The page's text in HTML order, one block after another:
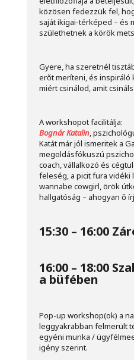
közösen fedezzük fel,
saját ikigai-térképed – és
születhetnek a körök
Gyere, ha szeretnél
erőt meríteni, és inspiráló
miért csinálod, amit
A workshopot facilitálja:
Bognár Katalin,
Katát már jól ismeritek a
megoldásfókuszú
coach, vállalkozó és
feleség, a picit fura vidéki
wannabe cowgirl, örök
hallgatóság – ahogyan ő
15:30 – 16:00
16:00 – 18:00
a büfében
Pop-up workshop(ok) a
leggyakrabban felmerült
egyéni munka /
igény szerint.